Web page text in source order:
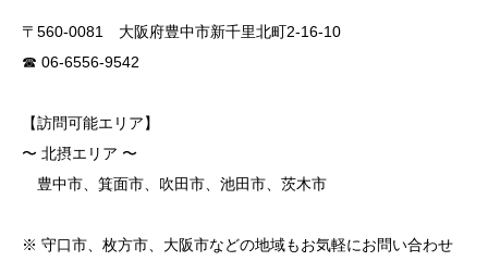
〒560-0081 大阪府豊中市新千里北町2-16-10
☎ 06-6556-9542
【訪問可能エリア】
〜 北摂エリア 〜
豊中市、箕面市、吹田市、池田市、茨木市
※ 守口市、枚方市、大阪市などの地域もお気軽にお問い合わせ